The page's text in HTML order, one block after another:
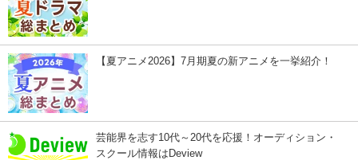
【夏アニメ2026】7月期夏の新アニメを一挙紹介！
芸能界を志す10代～20代を応援！オーディション・
スクール情報はDeview